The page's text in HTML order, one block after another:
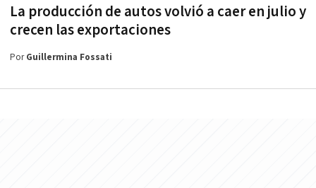
La producción de autos volvió a caer en julio y
crecen las exportaciones
PorGuillermina Fossati